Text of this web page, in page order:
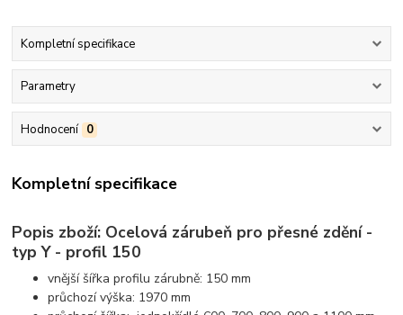
Kompletní specifikace
Parametry
Hodnocení 0
Kompletní specifikace
Popis zboží: Ocelová zárubeň pro přesné zdění -
typ Y - profil 150
vnější šířka profilu zárubně: 150 mm
průchozí výška: 1970 mm